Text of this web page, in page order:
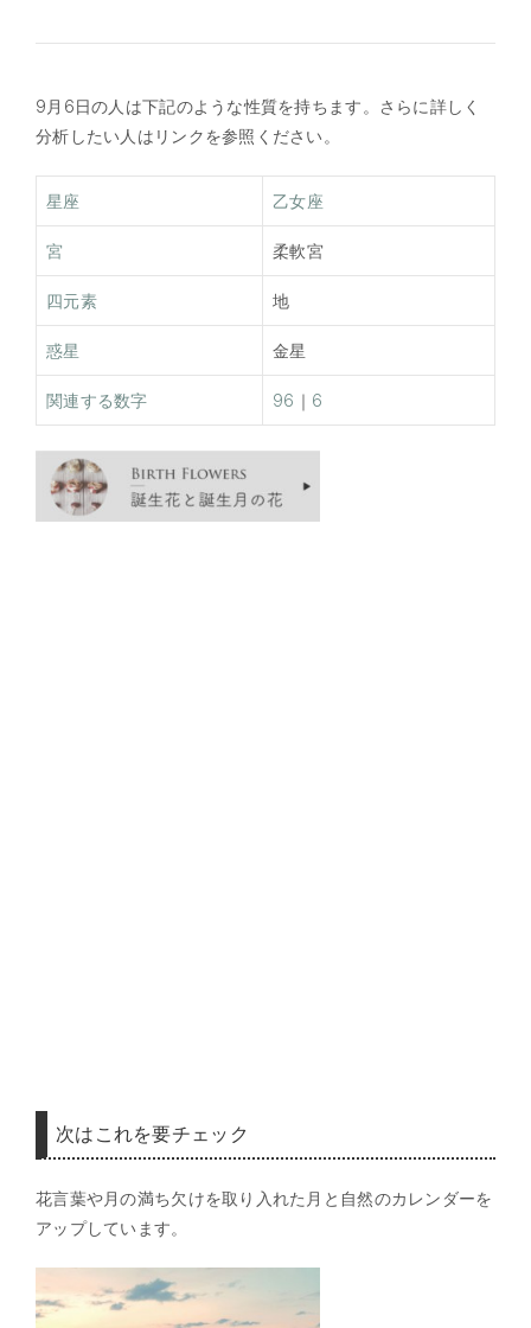
9月6日の人は下記のような性質を持ちます。さらに詳しく
分析したい人はリンクを参照ください。
星座 乙女座
宮 柔軟宮
四元素 地
惑星 金星
関連する数字 96 ｜ 6
次はこれを要チェック
花言葉や月の満ち欠けを取り入れた月と自然のカレンダーを
アップしています。